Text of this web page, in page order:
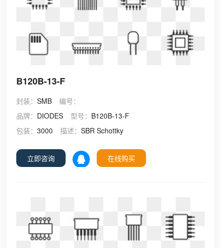
B120B-13-F
封装：SMB
编号：
品牌： DIODES 型号： B120B-13-F
包装：3000 描述：SBR Schottky
立即咨询 在线购买